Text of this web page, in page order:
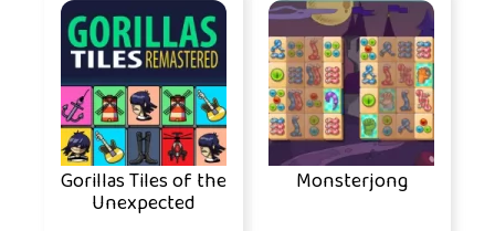
Gorillas Tiles of the
Unexpected
Monsterjong